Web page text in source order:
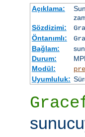
Açıklama:
Sözdizimi:
Öntanımlı:
Bağlam:
Durum:
Modül:
Uyumluluk: